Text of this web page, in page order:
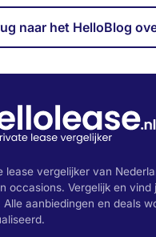
naar het HelloBlog
lease vergelijker van
occasions. Vergelijk en vind
aanbiedingen en deals